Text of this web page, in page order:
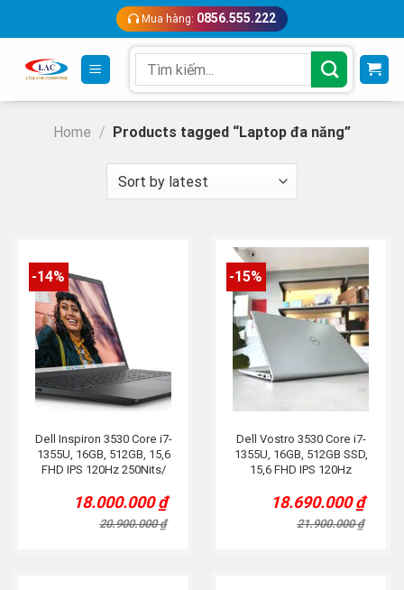
content
Mua hàng: 0856.555.222
for:
Home / Products tagged “Laptop đa năng”
-14%
Dell Inspiron 3530 Core i7-
1355U, 16GB, 512GB, 15,6
FHD IPS 120Hz 250Nits/
20.900.000₫
Original
price
was:
18.000.000₫
Current
price
is:
-15%
Dell Vostro 3530 Core i7-
1355U, 16GB, 512GB SSD,
15,6 FHD IPS 120Hz
21.900.000₫
Original
price
was:
18.690.000₫
Current
price
is: